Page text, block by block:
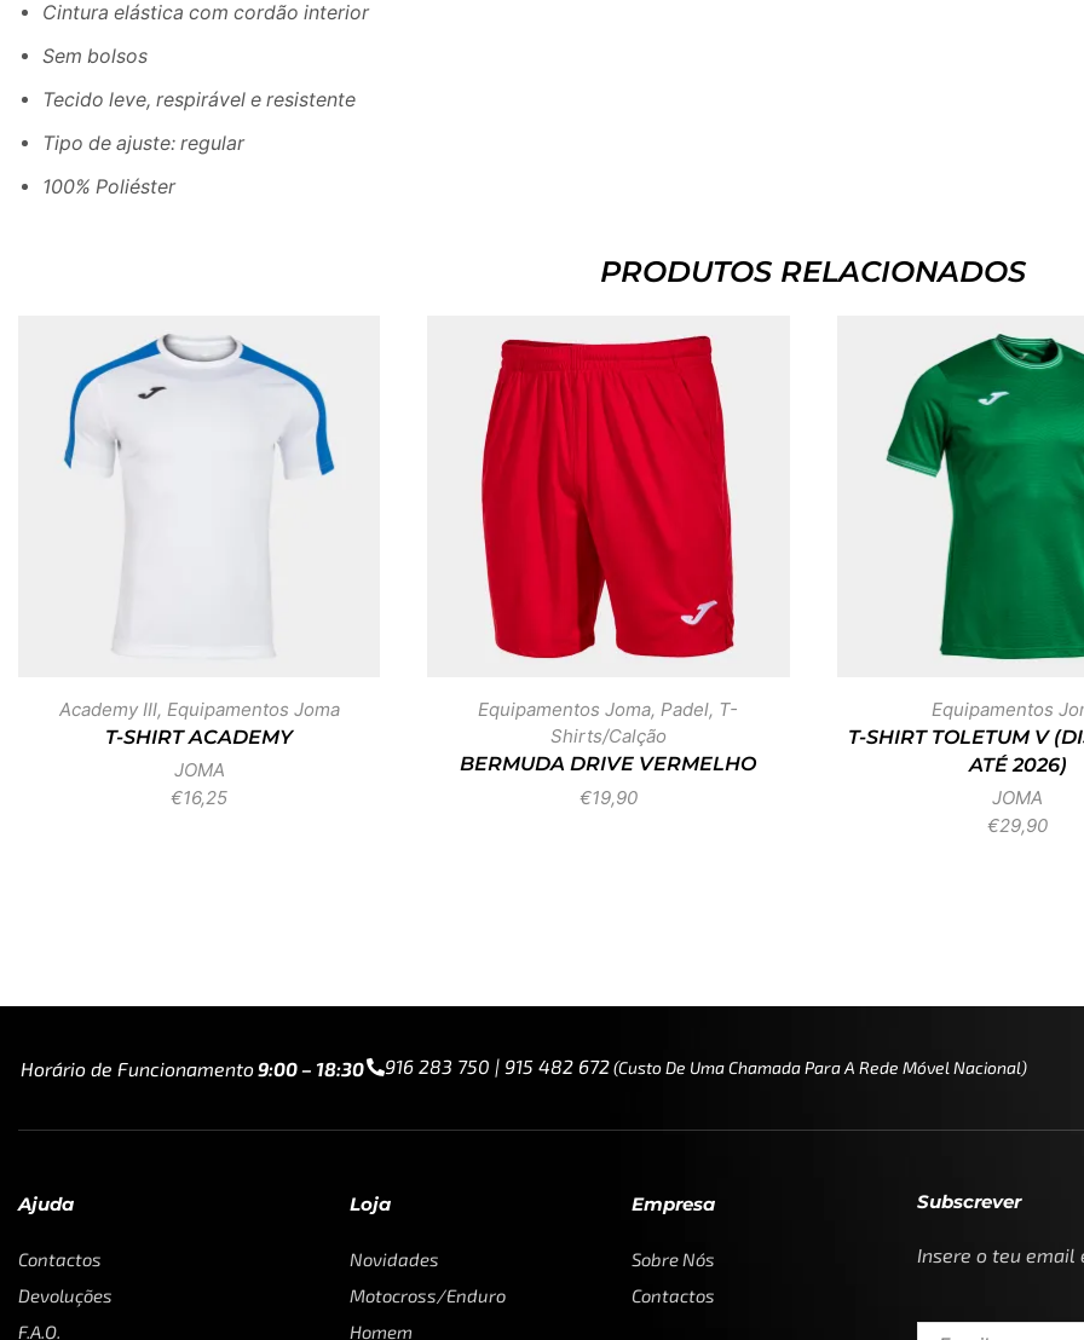
Cintura elástica com cordão interior
Sem bolsos
Tecido leve, respirável e resistente
Tipo de ajuste: regular
100% Poliéster
PRODUTOS RELACIONADOS
Academy III, Equipamentos Joma
T-SHIRT ACADEMY
JOMA
€16,25
Equipamentos Joma,Padel, T-
Shirts/Calção
BERMUDA DRIVE VERMELHO
€19,90
Equipamentos
T-SHIRT TOLETUM V
ATÉ 2026)
JOMA
€29,90
Horário de Funcionamento 9:00 – 18:30 916 283 750 | 915 482 672(custo De Uma Chamada Para A Rede Móvel Nacional)
Ajuda
Contactos
Devoluções
F.A.Q.
Loja
Novidades
Motocross/Enduro
Homem
Empresa
Sobre Nós
Contactos
Subscrever
Insere o teu email